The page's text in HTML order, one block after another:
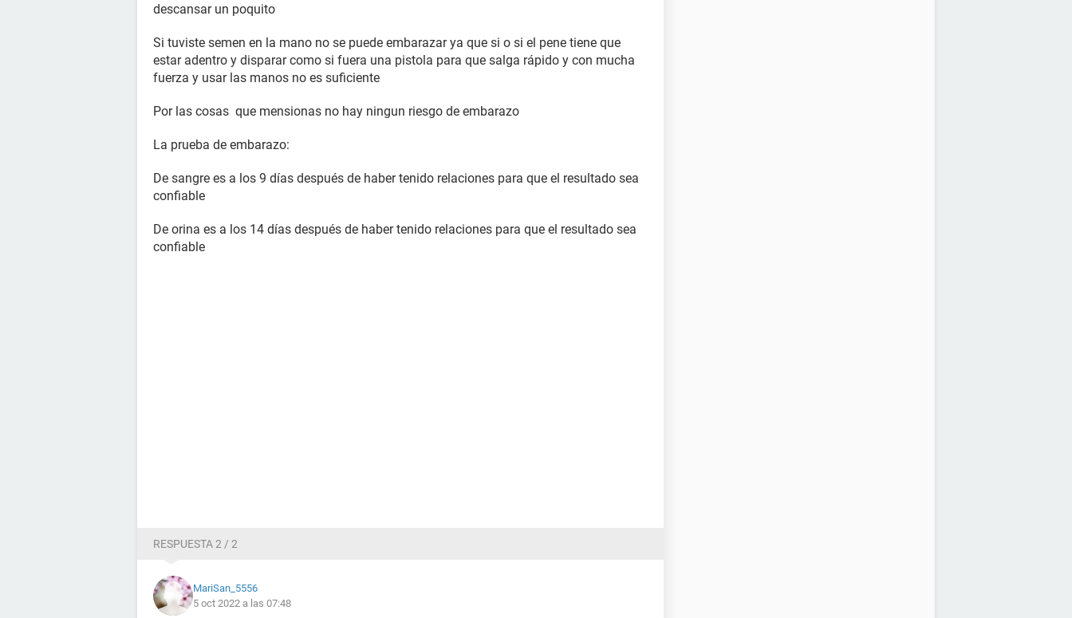
descansar un poquito
Si tuviste semen en la mano no se puede embarazar ya que si o si el pene tiene que
estar adentro y disparar como si fuera una pistola para que salga rápido y con mucha
fuerza y usar las manos no es suficiente
Por las cosas que mensionas no hay ningun riesgo de embarazo
La prueba de embarazo:
De sangre es a los 9 días después de haber tenido relaciones para que el resultado sea
confiable
De orina es a los 14 días después de haber tenido relaciones para que el resultado sea
confiable
RESPUESTA 2 / 2
MariSan_5556
5 oct 2022 a las 07:48